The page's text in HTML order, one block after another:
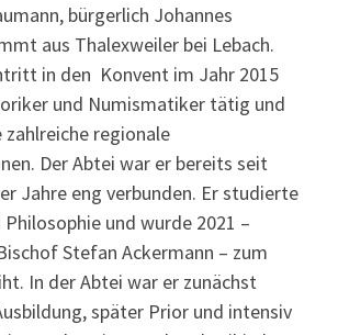
bürgerlich Johannes
aus Thalexweiler bei Lebach.
in den Konvent im Jahr 2015
und Numismatiker tätig und
regionale
Der Abtei war er bereits seit
Jahre eng verbunden. Er studierte
und wurde 2021 –
Stefan Ackermann – zum
In der Abtei war er zunächst
später Prior und intensiv